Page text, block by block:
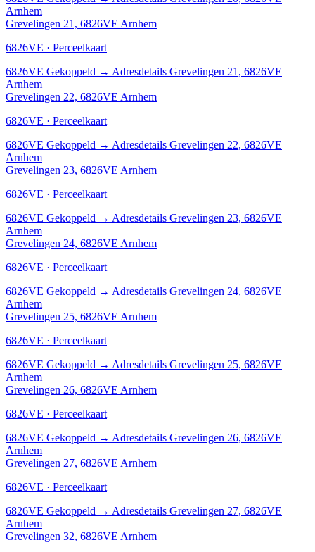
Arnhem
Grevelingen 21, 6826VE Arnhem
6826VE · Perceelkaart
6826VE Gekoppeld → Adresdetails Grevelingen 21, 6826VE
Arnhem
Grevelingen 22, 6826VE Arnhem
6826VE · Perceelkaart
6826VE Gekoppeld → Adresdetails Grevelingen 22, 6826VE
Arnhem
Grevelingen 23, 6826VE Arnhem
6826VE · Perceelkaart
6826VE Gekoppeld → Adresdetails Grevelingen 23, 6826VE
Arnhem
Grevelingen 24, 6826VE Arnhem
6826VE · Perceelkaart
6826VE Gekoppeld → Adresdetails Grevelingen 24, 6826VE
Arnhem
Grevelingen 25, 6826VE Arnhem
6826VE · Perceelkaart
6826VE Gekoppeld → Adresdetails Grevelingen 25, 6826VE
Arnhem
Grevelingen 26, 6826VE Arnhem
6826VE · Perceelkaart
6826VE Gekoppeld → Adresdetails Grevelingen 26, 6826VE
Arnhem
Grevelingen 27, 6826VE Arnhem
6826VE · Perceelkaart
6826VE Gekoppeld → Adresdetails Grevelingen 27, 6826VE
Arnhem
Grevelingen 32, 6826VE Arnhem